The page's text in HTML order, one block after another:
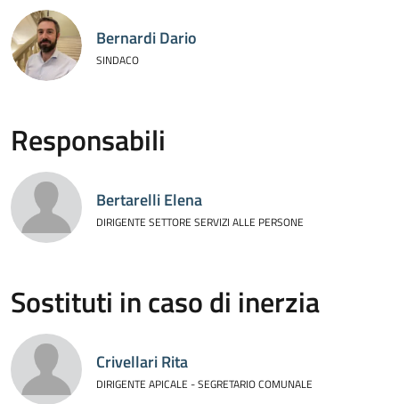
Bernardi Dario
SINDACO
Responsabili
Bertarelli Elena
DIRIGENTE SETTORE SERVIZI ALLE PERSONE
Sostituti in caso di inerzia
Crivellari Rita
DIRIGENTE APICALE - SEGRETARIO COMUNALE